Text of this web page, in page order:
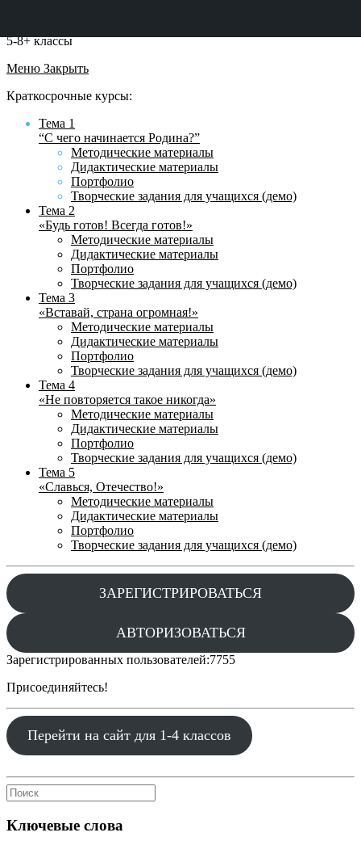
5-8+ классы
Меню Закрыть
Краткосрочные курсы:
Тема 1
“С чего начинается Родина?”
Методические материалы
Дидактические материалы
Портфолио
Творческие задания для учащихся (демо)
Тема 2
«Будь готов! Всегда готов!»
Методические материалы
Дидактические материалы
Портфолио
Творческие задания для учащихся (демо)
Тема 3
«Вставай, страна огромная!»
Методические материалы
Дидактические материалы
Портфолио
Творческие задания для учащихся (демо)
Тема 4
«Не повторяется такое никогда»
Методические материалы
Дидактические материалы
Портфолио
Творческие задания для учащихся (демо)
Тема 5
«Славься, Отечество!»
Методические материалы
Дидактические материалы
Портфолио
Творческие задания для учащихся (демо)
ЗАРЕГИСТРИРОВАТЬСЯ
АВТОРИЗОВАТЬСЯ
Зарегистрированных пользователей:7755
Присоединяйтесь!
Перейти на сайт для 1-4 классов
Ключевые слова